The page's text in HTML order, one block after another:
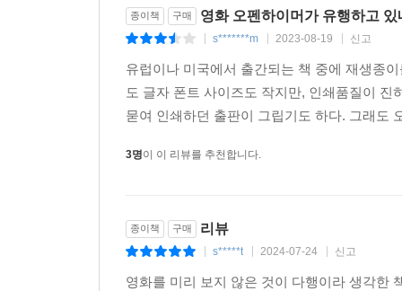
종이책 구매 영화 오펜하이머가 유행하고 있
s*******m 2023-08-19 신고
유럽이나 미국에서 출간되는 책 중에 재생종
도 글자 폰트 사이즈도 작지만, 인쇄품질이
묻여 인쇄하던 출판이 그립기도 하다. 그래도
3명이 이 리뷰를 추천합니다.
종이책 구매 리뷰
s*****t 2024-07-24 신고
영화를 미리 보지 않은 것이 다행이라 생각한